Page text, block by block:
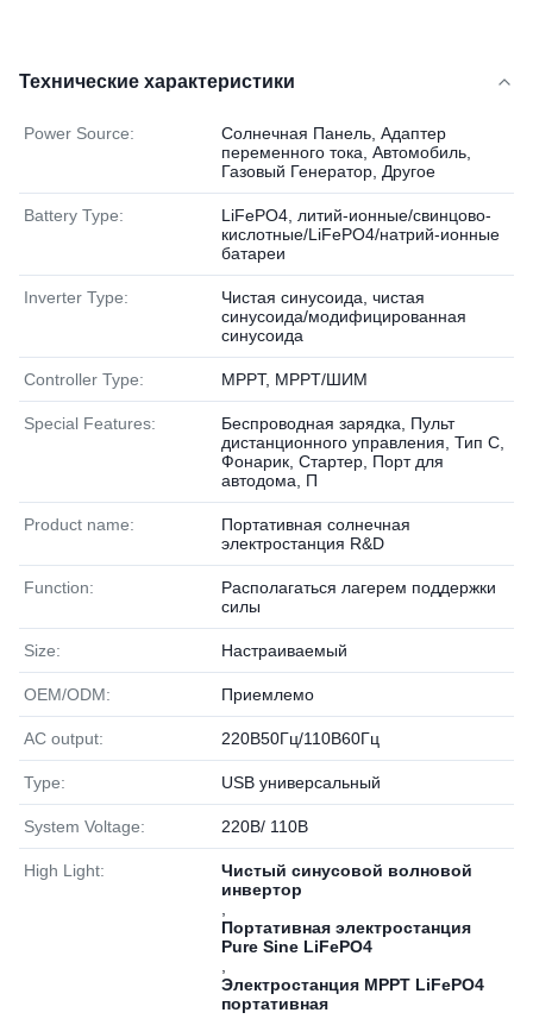
Технические характеристики
Power Source:
Солнечная Панель, Адаптер
переменного тока, Автомобиль,
Газовый Генератор, Другое
Battery Type:
LiFePO4, литий-ионные/свинцово-
кислотные/LiFePO4/натрий-ионные
батареи
Inverter Type:
Чистая синусоида, чистая
синусоида/модифицированная
синусоида
Controller Type: MPPT, MPPT/ШИМ
Special Features:
Беспроводная зарядка, Пульт
дистанционного управления, Тип C,
Фонарик, Стартер, Порт для
автодома, П
Product name:
Портативная солнечная
электростанция R&D
Function:
Располагаться лагерем поддержки
силы
Size: Настраиваемый
OEM/ODM: Приемлемо
AC output: 220В50Гц/110В60Гц
Type: USB универсальный
System Voltage: 220В/ 110В
High Light:
Чистый синусовой волновой
инвертор
Портативная электростанция
Pure Sine LiFePO4
Электростанция MPPT LiFePO4
портативная